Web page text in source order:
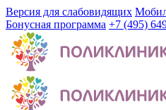
Версия для слабовидящих
Бонусная программа +7 (495)